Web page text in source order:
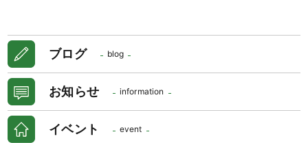
ブログ blog
お知らせ information
イベント event